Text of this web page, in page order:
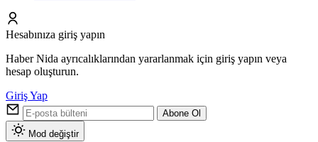
Hesabınıza giriş yapın
Haber Nida ayrıcalıklarından yararlanmak için giriş yapın veya
hesap oluşturun.
Giriş Yap
Abone Ol
Mod değiştir